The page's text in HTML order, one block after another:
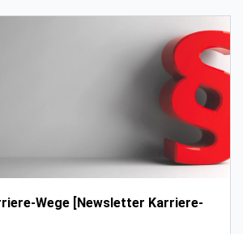
Wege [Newsletter Karriere-